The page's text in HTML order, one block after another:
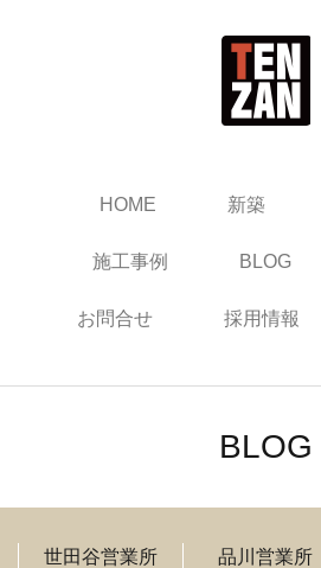
HOME 新築
施工事例 BLOG
お問合せ 採用情報
BLOG
世田谷営業所 品川営業所